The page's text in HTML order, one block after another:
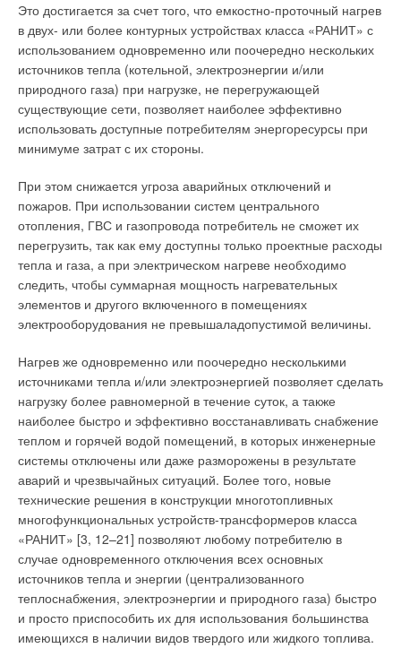
Это достигается за счет того, что емкостно-проточный нагрев
в двух- или более контурных устройствах класса «РАНИТ» с
использованием одновременно или поочередно нескольких
источников тепла (котельной, электроэнергии и/или
природного газа) при нагрузке, не перегружающей
существующие сети, позволяет наиболее эффективно
использовать доступные потребителям энергоресурсы при
минимуме затрат с их стороны.
При этом снижается угроза аварийных отключений и
пожаров. При использовании систем центрального
отопления, ГВС и газопровода потребитель не сможет их
перегрузить, так как ему доступны только проектные расходы
тепла и газа, а при электрическом нагреве необходимо
следить, чтобы суммарная мощность нагревательных
элементов и другого включенного в помещениях
электрооборудования не превышаладопустимой величины.
Нагрев же одновременно или поочередно несколькими
источниками тепла и/или электроэнергией позволяет сделать
нагрузку более равномерной в течение суток, а также
наиболее быстро и эффективно восстанавливать снабжение
теплом и горячей водой помещений, в которых инженерные
системы отключены или даже разморожены в результате
аварий и чрезвычайных ситуаций. Более того, новые
технические решения в конструкции многотопливных
многофункциональных устройств-трансформеров класса
«РАНИТ» [3, 12–21] позволяют любому потребителю в
случае одновременного отключения всех основных
источников тепла и энергии (централизованного
теплоснабжения, электроэнергии и природного газа) быстро
и просто приспособить их для использования большинства
имеющихся в наличии видов твердого или жидкого топлива.